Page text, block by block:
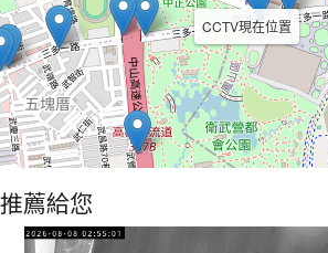
CCTV現在位置
推薦給您